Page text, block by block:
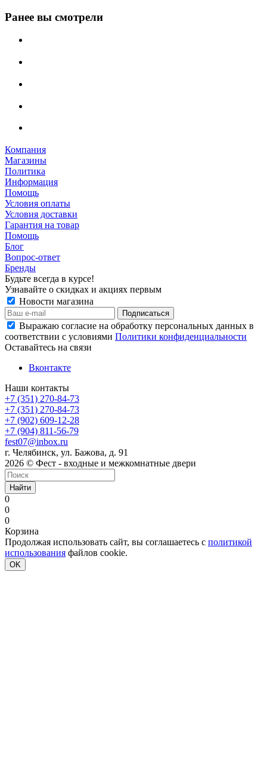
Ранее вы смотрели
Компания
Магазины
Политика
Информация
Помощь
Условия оплаты
Условия доставки
Гарантия на товар
Помощь
Блог
Вопрос-ответ
Бренды
Будьте всегда в курсе!
Узнавайте о скидках и акциях первым
Новости магазина
Выражаю согласие на обработку персональных данных в
соответствии с условиями Политики конфиденциальности
Оставайтесь на связи
Вконтакте
Наши контакты
+7 (351) 270-84-73
+7 (351) 270-84-73
+7 (902) 609-12-28
+7 (904) 811-56-79
fest07@inbox.ru
г. Челябинск, ул. Бажова, д. 91
2026 © Фест - входные и межкомнатные двери
Найти
0
0
0
Корзина
Продолжая использовать сайт, вы соглашаетесь с политикой
использования файлов cookie.
OK